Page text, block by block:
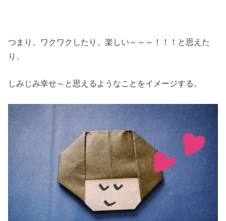
つまり、ワクワクしたり、楽しい～～～！！！と思えた
り、
しみじみ幸せ～と思えるようなことをイメージする。